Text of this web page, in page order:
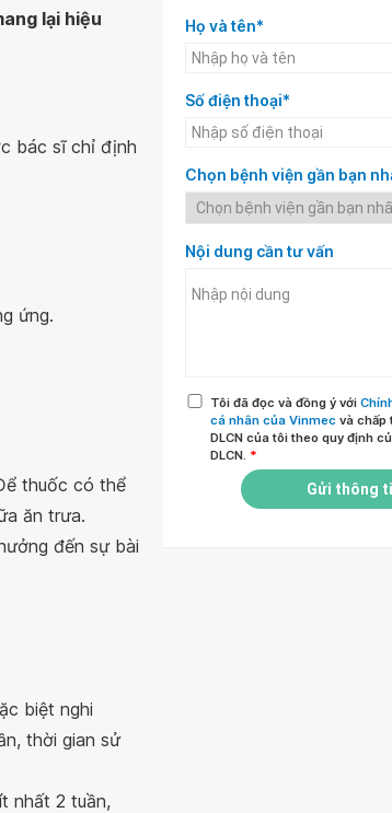
lại hiệu
bác sĩ chỉ định
ứng.
thuốc có thể
ăn trưa.
đến sự bài
biệt nghi
thời gian sử
nhất 2 tuần,
Họ và tên*
Số điện thoại*
Chọn bệnh viện gần bạn
Nội dung cần tư vấn
Tôi đã đọc và đồng ý với
cá nhân của Vinmec và chấp
DLCN của tôi theo quy định
DLCN. *
Gửi thông